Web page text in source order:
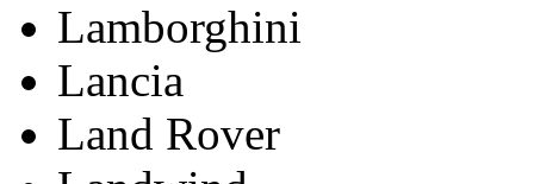
Lamborghini
Lancia
Land Rover